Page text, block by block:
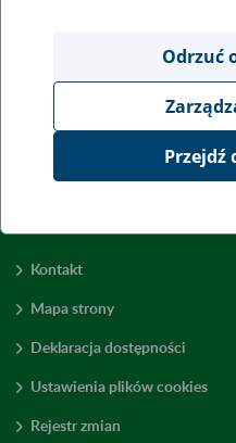
Wyświetl wszystkie
Kontakt
Mapa strony
Deklaracja dostępności
Ustawienia plików cookies
Rejestr zmian
Odrzuć
Przejdź